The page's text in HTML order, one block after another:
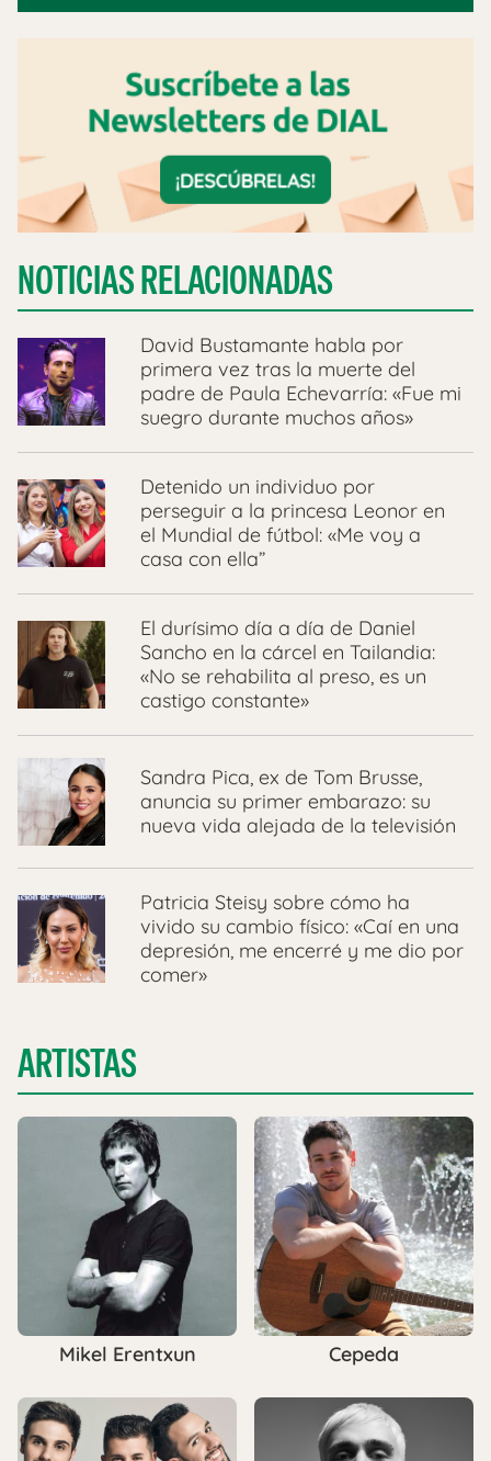
NOTICIAS RELACIONADAS
David Bustamante habla por
primera vez tras la muerte del
padre de Paula Echevarría: «Fue mi
suegro durante muchos años»
Detenido un individuo por
perseguir a la princesa Leonor en
el Mundial de fútbol: «Me voy a
casa con ella”
El durísimo día a día de Daniel
Sancho en la cárcel en Tailandia:
«No se rehabilita al preso, es un
castigo constante»
Sandra Pica, ex de Tom Brusse,
anuncia su primer embarazo: su
nueva vida alejada de la televisión
Patricia Steisy sobre cómo ha
vivido su cambio físico: «Caí en una
depresión, me encerré y me dio por
comer»
ARTISTAS
Mikel Erentxun Cepeda